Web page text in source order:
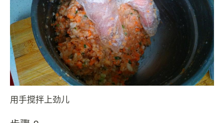
用手搅拌上劲儿